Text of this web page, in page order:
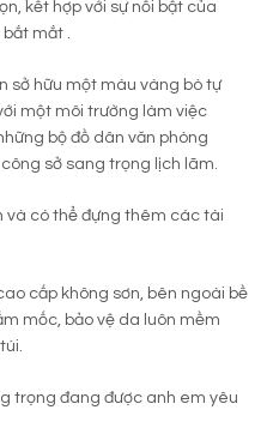
kết hợp với sự nổi bật của
mắt .
sở hữu một màu vàng bò tự
một môi trường làm việc
bộ đồ dân văn phòng
sở sang trọng lịch lãm.
và có thể đựng thêm các tài
cấp không sơn, bên ngoài bề
mốc, bảo vệ da luôn mềm
trọng đang được anh em yêu